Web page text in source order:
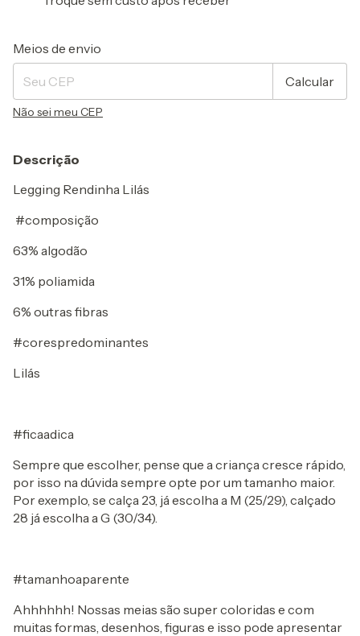
Entregas para o CEP:
Meios de envio
Calcular
Não sei meu CEP
Descrição
Legging Rendinha Lilás
#composição
63% algodão
31% poliamida
6% outras fibras
#corespredominantes
Lilás
#ficaadica
Sempre que escolher, pense que a criança cresce rápido,
por isso na dúvida sempre opte por um tamanho maior.
Por exemplo, se calça 23, já escolha a M (25/29), calçado
28 já escolha a G (30/34).
#tamanhoaparente
Ahhhhhh! Nossas meias são super coloridas e com
muitas formas, desenhos, figuras e isso pode apresentar